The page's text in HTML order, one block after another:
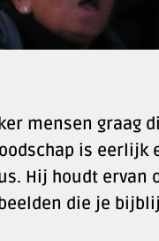
mensen graag
is eerlijk
Hij houdt
die je